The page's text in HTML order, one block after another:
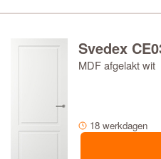
Svedex
MDF afgelakt wit
18 werkdagen